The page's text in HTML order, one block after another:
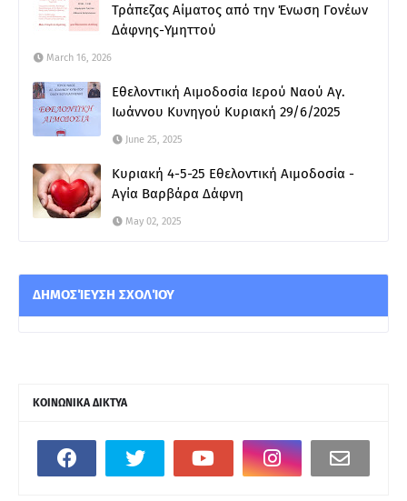
Τράπεζας Αίματος από την Ένωση Γονέων
Δάφνης-Υμηττού
March 16, 2026
Εθελοντική Αιμοδοσία Ιερού Ναού Αγ.
Ιωάννου Κυνηγού Κυριακή 29/6/2025
June 25, 2025
Κυριακή 4-5-25 Εθελοντική Αιμοδοσία -
Αγία Βαρβάρα Δάφνη
May 02, 2025
ΔΗΜΟΣΊΕΥΣΗ ΣΧΟΛΊΟΥ
ΚΟΙΝΩΝΙΚΑ ΔΙΚΤΥΑ